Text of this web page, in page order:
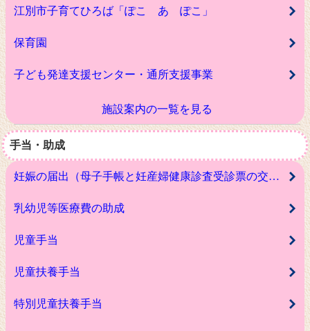
江別市子育てひろば「ぽこ あ ぽこ」
保育園
子ども発達支援センター・通所支援事業
施設案内の一覧を見る
手当・助成
妊娠の届出（母子手帳と妊産婦健康診査受診票の交付）
乳幼児等医療費の助成
児童手当
児童扶養手当
特別児童扶養手当